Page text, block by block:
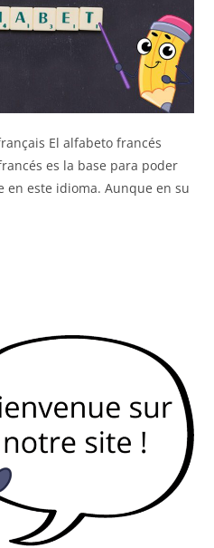
El alfabeto francés
es la base para poder
en este idioma. Aunque en su